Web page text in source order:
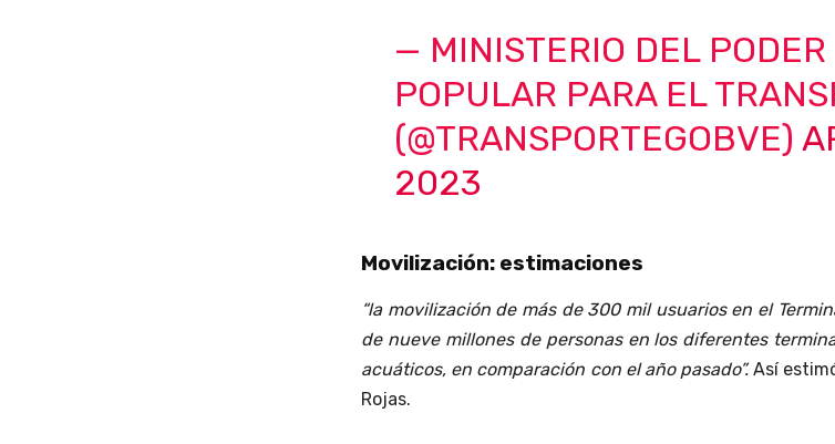
— MINISTERIO DEL PODER
POPULAR PARA EL
(@TRANSPORTEGOBVE)
2023
Movilización: estimaciones
“la movilización de más de 300 mil usuarios en el
de nueve millones de personas en los diferentes
acuáticos, en comparación con el año pasado”.Así
Rojas.